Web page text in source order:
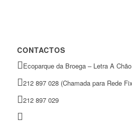
CONTACTOS
Ecoparque da Broega – Letra A
212 897 028 (Chamada para Rede
212 897 029